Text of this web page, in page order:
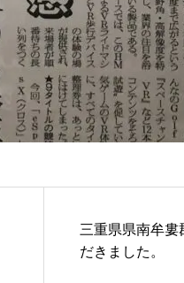
三重県県南牟婁
だきました。